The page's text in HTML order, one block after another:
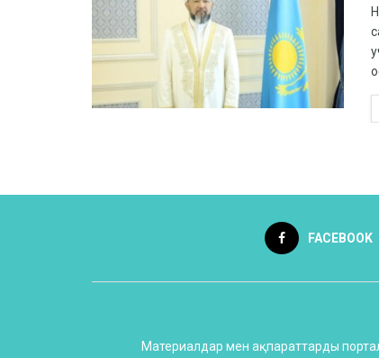
FACEBOOK
Материалдар мен ақпараттарды